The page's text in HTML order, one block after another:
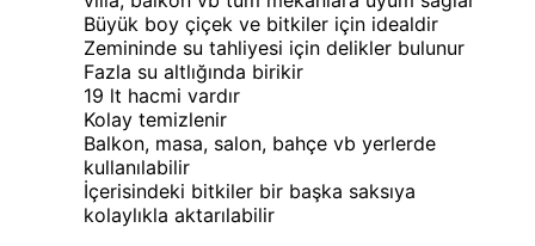
Büyük boy çiçek ve bitkiler için idealdir
Zemininde su tahliyesi için delikler bulunur
Fazla su altlığında birikir
19 lt hacmi vardır
Kolay temizlenir
Balkon, masa, salon, bahçe vb yerlerde
kullanılabilir
İçerisindeki bitkiler bir başka saksıya
kolaylıkla aktarılabilir